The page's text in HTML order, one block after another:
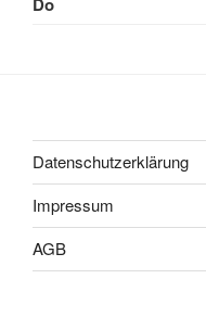
Datenschutzerklärung
Impressum
AGB